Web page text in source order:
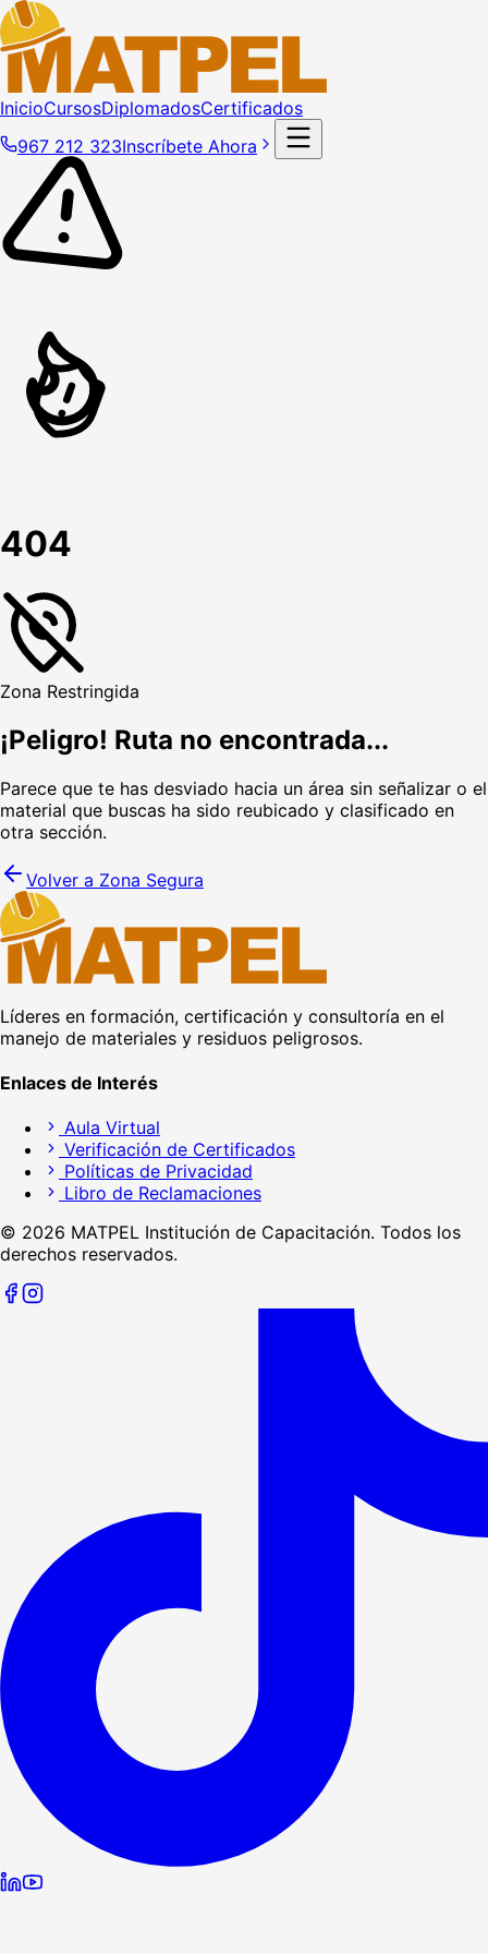
InicioCursosDiplomadosCertificados
967 212 323Inscríbete Ahora
404
Zona Restringida
¡Peligro! Ruta no encontrada...
Parece que te has desviado hacia un área sin señalizar o el
material que buscas ha sido reubicado y clasificado en
otra sección.
Volver a Zona Segura
Líderes en formación, certificación y consultoría en el
manejo de materiales y residuos peligrosos.
Enlaces de Interés
Aula Virtual
Verificación de Certificados
Políticas de Privacidad
Libro de Reclamaciones
© 2026 MATPEL Institución de Capacitación. Todos los
derechos reservados.